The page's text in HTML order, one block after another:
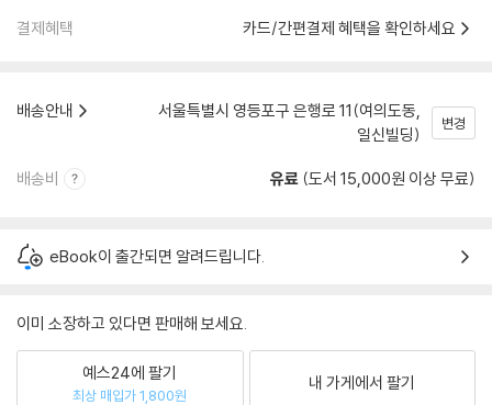
결제혜택 카드/간편결제 혜택을 확인하세요
배송안내
서울특별시 영등포구 은행로 11(여의도동,
일신빌딩)
변경
배송비 유료 (도서 15,000원 이상 무료)
eBook이 출간되면 알려드립니다.
이미 소장하고 있다면 판매해 보세요.
예스24에 팔기
최상 매입가 1,800원
내 가게에서 팔기